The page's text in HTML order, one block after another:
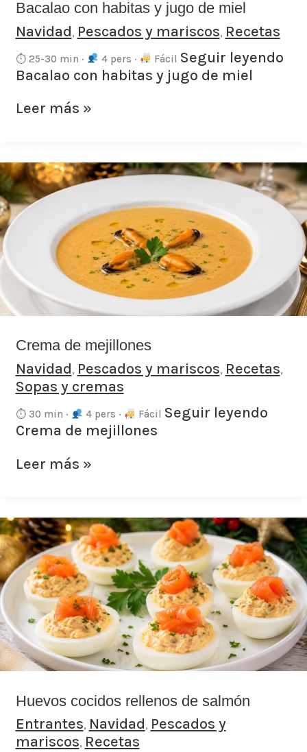
Bacalao con habitas y jugo de miel
Navidad, Pescados y mariscos, Recetas
⏱ 25-30 min · 4 pers · Fácil Seguir leyendo
Bacalao con habitas y jugo de miel
Leer más »
Crema de mejillones
Navidad, Pescados y mariscos, Recetas,
Sopas y cremas
⏱ 30 min · 4 pers · Fácil Seguir leyendo
Crema de mejillones
Crema
de
mejillones
Leer más »
Huevos cocidos rellenos de salmón
Entrantes, Navidad, Pescados y
mariscos, Recetas
Huevos
cocidos
rellenos
de
salmón